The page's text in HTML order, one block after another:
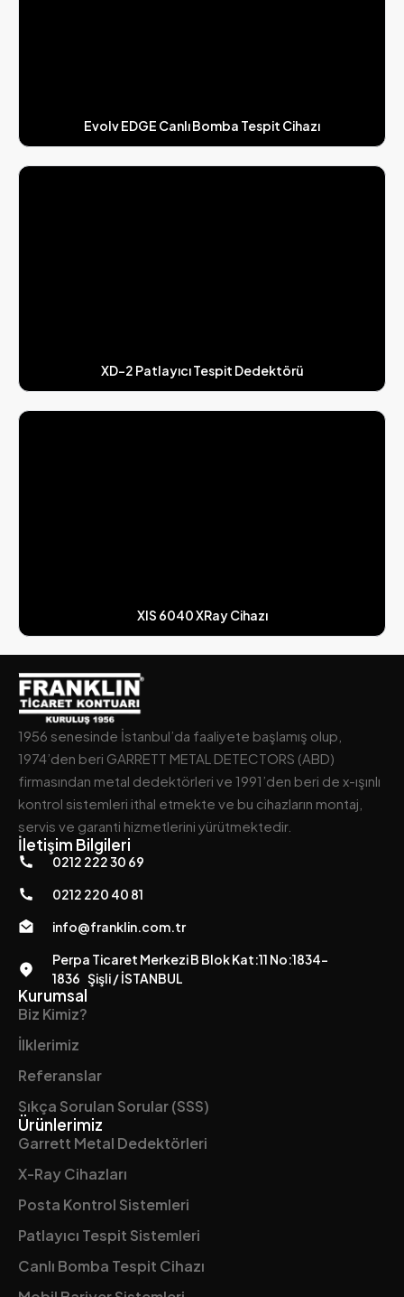
Evolv EDGE Canlı Bomba Tespit Cihazı
XD-2 Patlayıcı Tespit Dedektörü
XIS 6040 XRay Cihazı
1956 senesinde İstanbul’da faaliyete başlamış olup,
1974’den beri GARRETT METAL DETECTORS (ABD)
firmasından metal dedektörleri ve 1991’den beri de x-ışınlı
kontrol sistemleri ithal etmekte ve bu cihazların montaj,
servis ve garanti hizmetlerini yürütmektedir.
İletişim Bilgileri
0212 222 30 69
0212 220 40 81
info@franklin.com.tr
Perpa Ticaret Merkezi B Blok Kat:11 No:1834-
1836 Şişli / İSTANBUL
Kurumsal
Biz Kimiz?
İlklerimiz
Referanslar
Sıkça Sorulan Sorular (SSS)
Ürünlerimiz
Garrett Metal Dedektörleri
X-Ray Cihazları
Posta Kontrol Sistemleri
Patlayıcı Tespit Sistemleri
Canlı Bomba Tespit Cihazı